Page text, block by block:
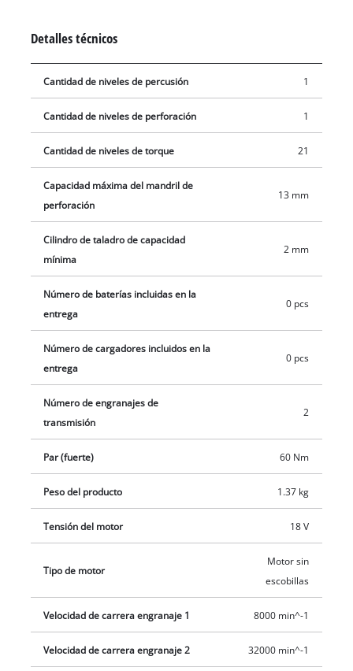
proporciona la fuerza suficiente para perforar incluso
materiales duros y quebradizos, como la piedra o el
hormigón. Dispone además de un engranaje de dos marchas
de parada rápida permite un cambio sencillo y rápido de la
herramienta sujeta en el portabrocas de metal de gran
calidad de 13 mm. Al taladrar con percusión, actúan fuerzas
enormes, que también afectan al usuario. El mango auxiliar
ayuda a proteger las articulaciones del usuario y el diseño
ergonómico con empuñadura de agarre permite trabajar de
manera confortable. La luz LED también proporciona una
buena visibilidad en la zona de trabajo cuando las
difícil acceso. La entrega se realiza sin batería ni cargador. Las
baterías y los cargadores de la serie Power X-Change son
adquiribles por separado.
Detalles técnicos
Cantidad de niveles de percusión 1
Cantidad de niveles de perforación 1
Cantidad de niveles de torque 21
Capacidad máxima del mandril de
perforación
13 mm
Cilindro de taladro de capacidad
mínima
2 mm
Número de baterías incluidas en la
entrega
0 pcs
Número de cargadores incluidos en la
entrega
0 pcs
Número de engranajes de
transmisión
2
Par (fuerte) 60 Nm
Peso del producto 1.37 kg
Tensión del motor 18 V
Tipo de motor
Motor sin
escobillas
Velocidad de carrera engranaje 1 8000 min^-1
Velocidad de carrera engranaje 2 32000 min^-1